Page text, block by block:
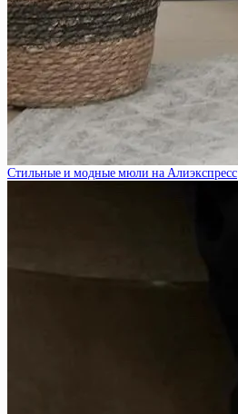
Стильные и модные мюли на Алиэкспресс